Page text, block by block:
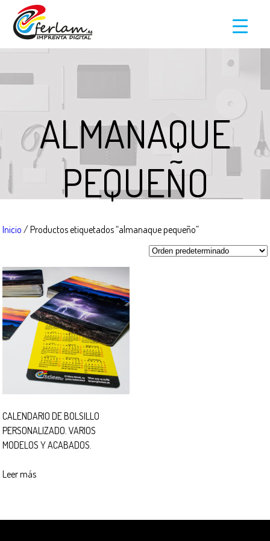
ALMANAQUE
PEQUEÑO
Inicio / Productos etiquetados “almanaque pequeño”
CALENDARIO DE BOLSILLO
PERSONALIZADO. VARIOS
MODELOS Y ACABADOS.
Leer más